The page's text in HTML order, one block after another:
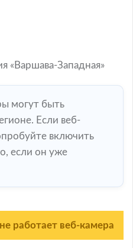
«Варшава-Западная»
могут быть
Если веб-
включить
если он уже
работает веб-камера